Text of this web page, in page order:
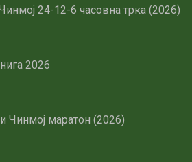
24-12-6 часовна трка (2026)
2026
Чинмој маратон (2026)